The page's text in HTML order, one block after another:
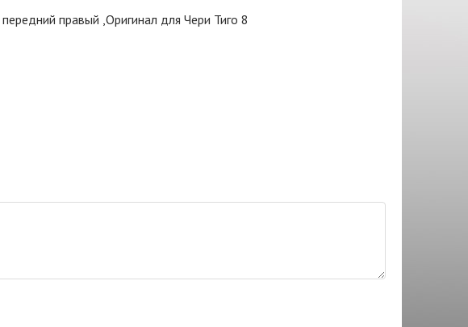
правый ,Оригинал для Чери Тиго 8